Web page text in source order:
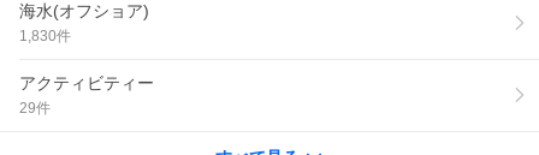
海水(オフショア)
1,830件
アクティビティー
29件